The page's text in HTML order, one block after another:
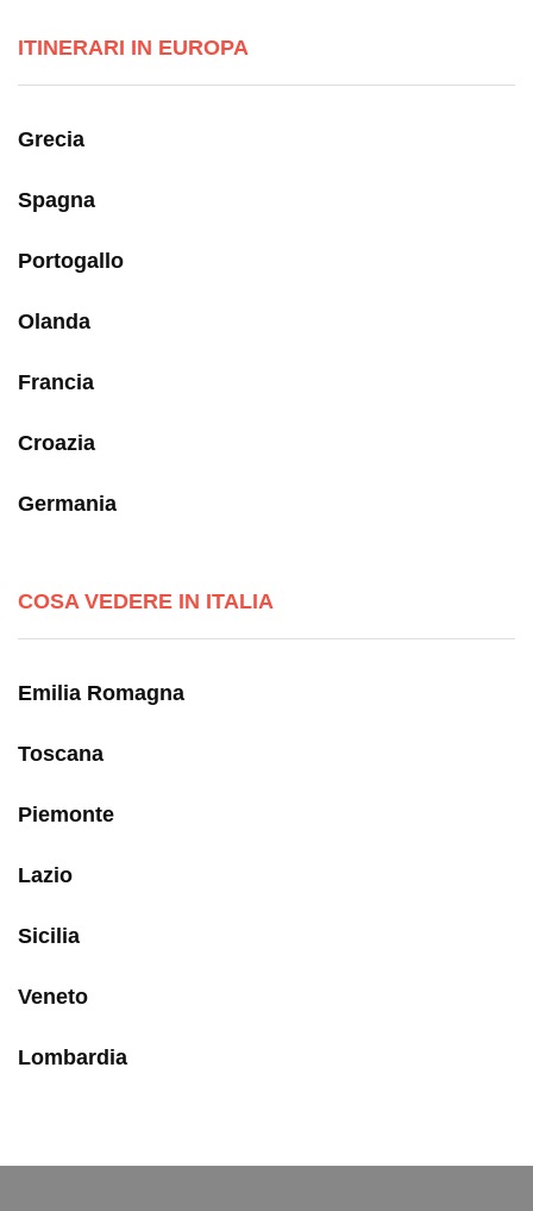
ITINERARI IN EUROPA
Grecia
Spagna
Portogallo
Olanda
Francia
Croazia
Germania
COSA VEDERE IN ITALIA
Emilia Romagna
Toscana
Piemonte
Lazio
Sicilia
Veneto
Lombardia